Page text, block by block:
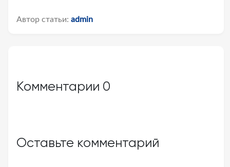
Автор статьи: admin
Комментарии 0
Оставьте комментарий